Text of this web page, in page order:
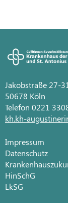
Jakobstraße 27-31
50678 Köln
Telefon 0221
kh.kh-
Impressum
Datenschutz
HinSchG
LkSG